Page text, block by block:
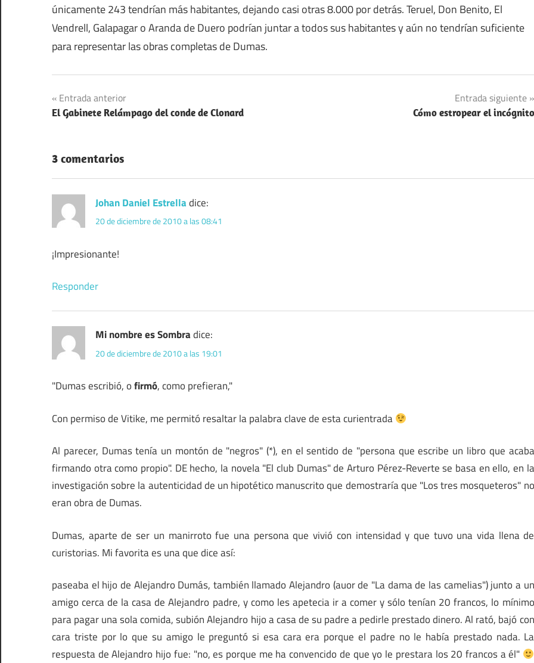
únicamente 243 tendrían más habitantes, dejando casi otras 8.000 por detrás. Teruel, Don Benito, El
Vendrell, Galapagar o Aranda de Duero podrían juntar a todos sus habitantes y aún no tendrían suficiente
para representar las obras completas de Dumas.
Navegación
de
entradas
Entrada anterior
El Gabinete Relámpago del conde de Clonard
Entrada siguiente
Cómo estropear el incógnito
3 comentarios
Johan Daniel Estrelladice:
20 de diciembre de 2010 a las 08:41
¡Impresionante!
Responder
Mi nombre es Sombradice:
20 de diciembre de 2010 a las 19:01
"Dumas escribió, ofirmó, como prefieran,"
Con permiso de Vitike, me permitó resaltar la palabra clave de esta curientrada
Al parecer, Dumas tenía un montón de "negros" (*), en el sentido de "persona que escribe un libro que acaba
firmando otra como propio". DE hecho, la novela "El club Dumas" de Arturo Pérez-Reverte se basa en ello, en la
investigación sobre la autenticidad de un hipotético manuscrito que demostraría que "Los tres mosqueteros" no
eran obra de Dumas.
Dumas, aparte de ser un manirroto fue una persona que vivió con intensidad y que tuvo una vida llena de
curistorias. Mi favorita es una que dice así:
paseaba el hijo de Alejandro Dumás, también llamado Alejandro (auor de "La dama de las camelias") junto a un
amigo cerca de la casa de Alejandro padre, y como les apetecia ir a comer y sólo tenían 20 francos, lo mínimo
para pagar una sola comida, subión Alejandro hijo a casa de su padre a pedirle prestado dinero. Al rató, bajó con
cara triste por lo que su amigo le preguntó si esa cara era porque el padre no le había prestado nada. La
respuesta de Alejandro hijo fue: "no, es porque me ha convencido de que yo le prestara los 20 francos a él"